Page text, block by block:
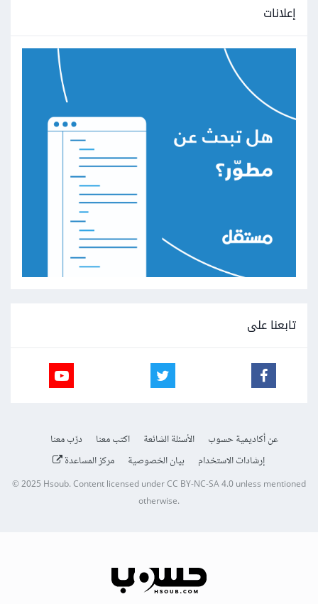
إعلانات
تابعنا على
عن أكاديمية حسوب الأسئلة الشائعة اكتب معنا
درّب معنا
إرشادات الاستخدام
بيان الخصوصية مركز المساعدة
© 2025Hsoub.Content licensed underCC BY-NC-SA 4.0unless mentioned
otherwise.